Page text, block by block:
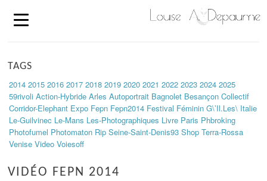
VIDÉO FEPN 2014
TAGS
2014 2015 2016 2017 2018 2019 2020 2021 2022 2023 2024 2025
59rivoli Action-Hybride Arles Autoportrait Bagnolet Besançon Collectif
Corridor-Elephant Expo Fepn Fepn2014 Festival Féminin G\’il.les\ Italie
Le-Guilvinec Le-Mans Les-Photographiques Livre Paris Phbroking
Photofumel Photomaton Rip Seine-Saint-Denis93 Shop Terra-Rossa
Venise Video Voiesoff